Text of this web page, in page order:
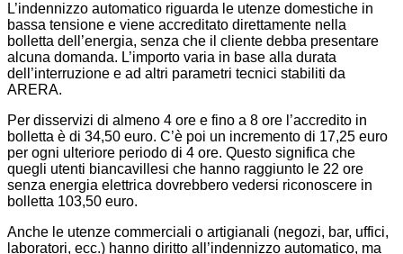
L’indennizzo automatico riguarda le utenze domestiche in
bassa tensione e viene accreditato direttamente nella
bolletta dell’energia, senza che il cliente debba presentare
alcuna domanda. L’importo varia in base alla durata
dell’interruzione e ad altri parametri tecnici stabiliti da
ARERA.
Per disservizi di almeno 4 ore e fino a 8 ore l’accredito in
bolletta è di 34,50 euro. C’è poi un incremento di 17,25 euro
per ogni ulteriore periodo di 4 ore. Questo significa che
quegli utenti biancavillesi che hanno raggiunto le 22 ore
senza energia elettrica dovrebbero vedersi riconoscere in
bolletta 103,50 euro.
Anche le utenze commerciali o artigianali (negozi, bar, uffici,
laboratori, ecc.) hanno diritto all’indennizzo automatico, ma